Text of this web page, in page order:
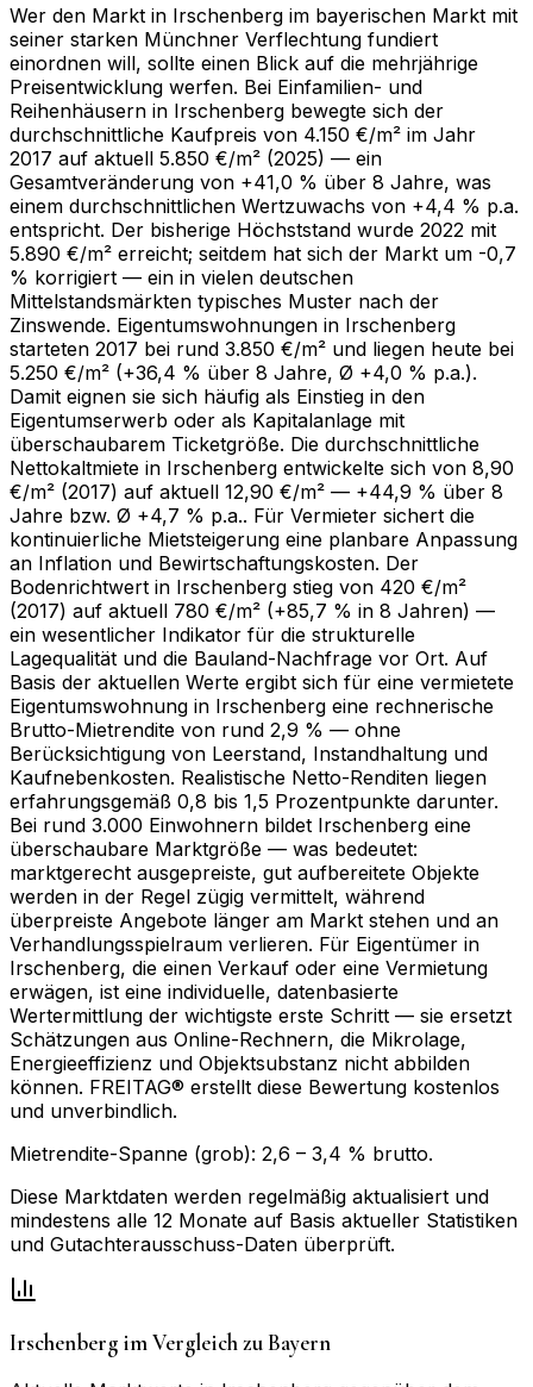
Wer den Markt in Irschenberg im bayerischen Markt mit
seiner starken Münchner Verflechtung fundiert
einordnen will, sollte einen Blick auf die mehrjährige
Preisentwicklung werfen. Bei Einfamilien- und
Reihenhäusern in Irschenberg bewegte sich der
durchschnittliche Kaufpreis von 4.150 €/m² im Jahr
2017 auf aktuell 5.850 €/m² (2025) — ein
Gesamtveränderung von +41,0 % über 8 Jahre, was
einem durchschnittlichen Wertzuwachs von +4,4 % p.a.
entspricht. Der bisherige Höchststand wurde 2022 mit
5.890 €/m² erreicht; seitdem hat sich der Markt um -0,7
% korrigiert — ein in vielen deutschen
Mittelstandsmärkten typisches Muster nach der
Zinswende. Eigentumswohnungen in Irschenberg
starteten 2017 bei rund 3.850 €/m² und liegen heute bei
5.250 €/m² (+36,4 % über 8 Jahre, Ø +4,0 % p.a.).
Damit eignen sie sich häufig als Einstieg in den
Eigentumserwerb oder als Kapitalanlage mit
überschaubarem Ticketgröße. Die durchschnittliche
Nettokaltmiete in Irschenberg entwickelte sich von 8,90
€/m² (2017) auf aktuell 12,90 €/m² — +44,9 % über 8
Jahre bzw. Ø +4,7 % p.a.. Für Vermieter sichert die
kontinuierliche Mietsteigerung eine planbare Anpassung
an Inflation und Bewirtschaftungskosten. Der
Bodenrichtwert in Irschenberg stieg von 420 €/m²
(2017) auf aktuell 780 €/m² (+85,7 % in 8 Jahren) —
ein wesentlicher Indikator für die strukturelle
Lagequalität und die Bauland-Nachfrage vor Ort. Auf
Basis der aktuellen Werte ergibt sich für eine vermietete
Eigentumswohnung in Irschenberg eine rechnerische
Brutto-Mietrendite von rund 2,9 % — ohne
Berücksichtigung von Leerstand, Instandhaltung und
Kaufnebenkosten. Realistische Netto-Renditen liegen
erfahrungsgemäß 0,8 bis 1,5 Prozentpunkte darunter.
Bei rund 3.000 Einwohnern bildet Irschenberg eine
überschaubare Marktgröße — was bedeutet:
marktgerecht ausgepreiste, gut aufbereitete Objekte
werden in der Regel zügig vermittelt, während
überpreiste Angebote länger am Markt stehen und an
Verhandlungsspielraum verlieren. Für Eigentümer in
Irschenberg, die einen Verkauf oder eine Vermietung
erwägen, ist eine individuelle, datenbasierte
Wertermittlung der wichtigste erste Schritt — sie ersetzt
Schätzungen aus Online-Rechnern, die Mikrolage,
Energieeffizienz und Objektsubstanz nicht abbilden
können. FREITAG® erstellt diese Bewertung kostenlos
und unverbindlich.
Mietrendite-Spanne (grob): 2,6 – 3,4 % brutto.
Diese Marktdaten werden regelmäßig aktualisiert und
mindestens alle 12 Monate auf Basis aktueller Statistiken
und Gutachterausschuss-Daten überprüft.
Irschenberg im Vergleich zuBayern